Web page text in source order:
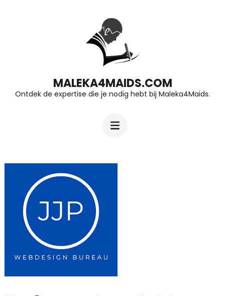
Enter)
MALEKA4MAIDS.COM
Ontdek de expertise die je nodig hebt bij Maleka4Maids.